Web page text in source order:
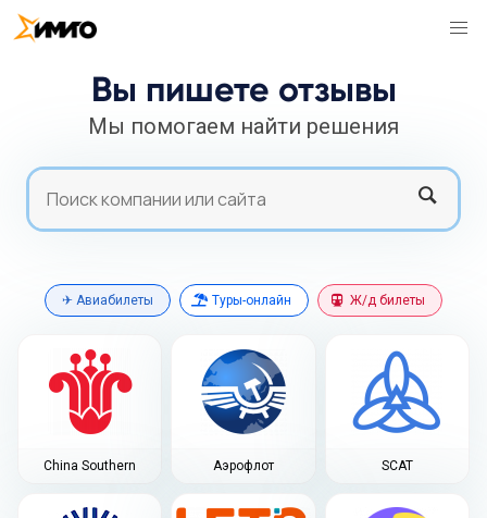
Вы пишете отзывы
Мы помогаем найти решения
Search
Search
✈ Авиабилеты Туры-онлайн Ж/д билеты
China Southern Аэрофлот SCAT